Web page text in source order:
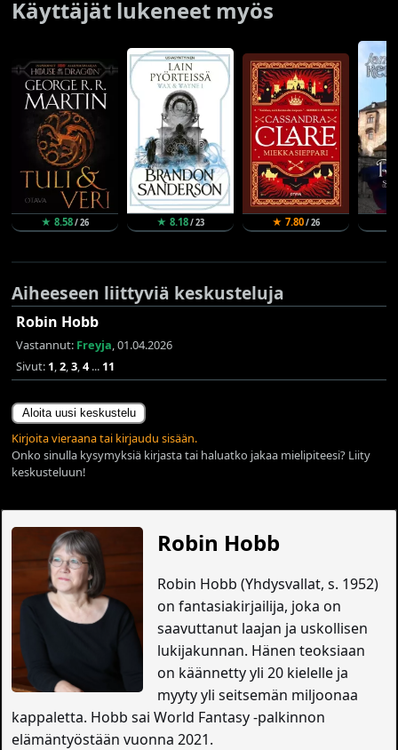
Käyttäjät lukeneet myös
★ 8.58/ 26 ★ 8.18/ 23 ★ 7.80/ 26
Aiheeseen liittyviä keskusteluja
Robin Hobb
Vastannut: Freyja, 01.04.2026
Sivut: 1,2,3,4... 11
Aloita uusi keskustelu
Kirjoita vieraana tai kirjaudu sisään.
Onko sinulla kysymyksiä kirjasta tai haluatko jakaa mielipiteesi? Liity
keskusteluun!
Robin Hobb
Robin Hobb (Yhdysvallat, s. 1952)
on fantasiakirjailija, joka on
saavuttanut laajan ja uskollisen
lukijakunnan. Hänen teoksiaan
on käännetty yli 20 kielelle ja
myyty yli seitsemän miljoonaa
kappaletta. Hobb sai World Fantasy -palkinnon
elämäntyöstään vuonna 2021.